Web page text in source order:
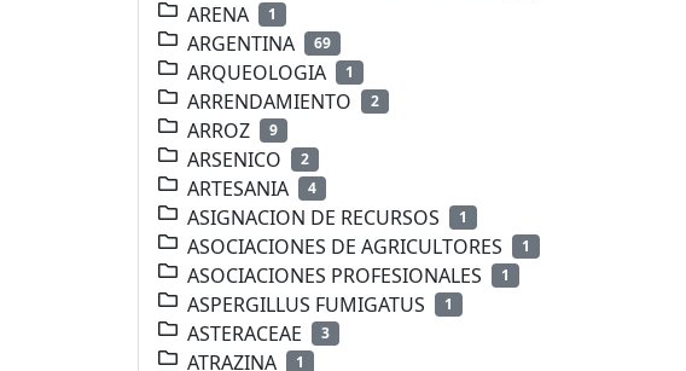
ARENA 1
ARGENTINA 69
ARQUEOLOGIA 1
ARRENDAMIENTO 2
ARROZ 9
ARSENICO 2
ARTESANIA 4
ASIGNACION DE RECURSOS 1
ASOCIACIONES DE AGRICULTORES 1
ASOCIACIONES PROFESIONALES 1
ASPERGILLUS FUMIGATUS 1
ASTERACEAE 3
ATRAZINA 1